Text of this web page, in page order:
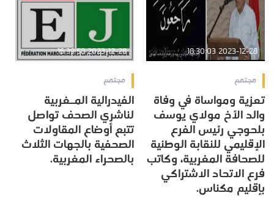
2023-12-28 18:30:03
مجتمع
تعزية ومواساة في وفاة
والد الأخ مولاي يوسف
بلحوجي رئيس الفرع
الإقليمي للنقابة الوطنية
للصحافة المغربية، وكاتب
فرع الاتحاد الاشتراكي
بإقليم مكناس.
2023-12-28 16:39:58
مجتمع
الفيدرالية المـغربية
لناشري الصحف تواصل
تتبع أوضاع المقاولات
الصحفية بالجهات الثلاث
بالصحراء المغربية.